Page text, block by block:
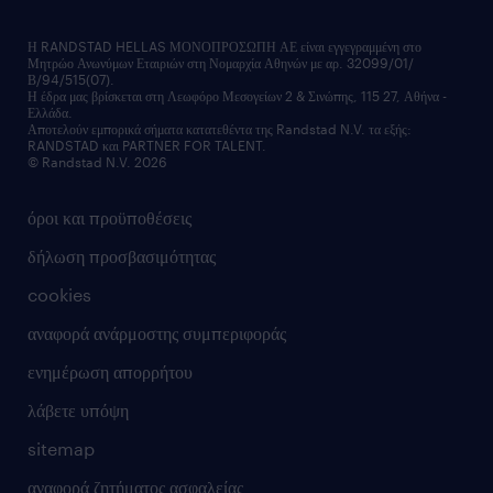
υπηρεσίες inhouse
υπηρεσίες redeployment
workforce insights
επικοινώνησε μαζί μας
οικονομικά στοιχεία
επικοινώνησε μαζί μας
όροι και προϋποθέσεις
δήλωση προσβασιμότητας
cookies
αναφορά ανάρμοστης συμπεριφοράς
ενημέρωση απορρήτου
λάβετε υπόψη
sitemap
αναφορά ζητήματος ασφαλείας
Η RANDSTAD HELLAS ΜΟΝΟΠΡΟΣΩΠΗ ΑΕ είναι εγγεγραμμένη στο
Μητρώο Ανωνύμων Εταιριών στη Νομαρχία Αθηνών με αρ. 32099/01/
Β/94/515(07).
Η έδρα μας βρίσκεται στη Λεωφόρο Μεσογείων 2 & Σινώπης, 115 27, Αθήνα -
Ελλάδα.
Αποτελούν εμπορικά σήματα κατατεθέντα της Randstad N.V. τα εξής:
RANDSTAD και PARTNER FOR TALENT.
© Randstad N.V. 2026